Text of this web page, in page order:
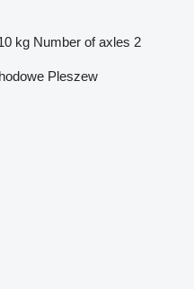
kg Number of axles 2
Pleszew